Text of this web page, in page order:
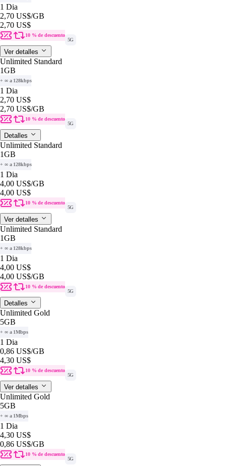
1 Dia
2,70 US$/GB
2,70 US$
10 % de descuento
5G
Ver detalles
Unlimited Standard
1GB
+ ∞ a 128kbps
1 Dia
2,70 US$
2,70 US$/GB
10 % de descuento
5G
Detalles
Unlimited Standard
1GB
+ ∞ a 128kbps
1 Dia
4,00 US$/GB
4,00 US$
10 % de descuento
5G
Ver detalles
Unlimited Standard
1GB
+ ∞ a 128kbps
1 Dia
4,00 US$
4,00 US$/GB
10 % de descuento
5G
Detalles
Unlimited Gold
5GB
+ ∞ a 1Mbps
1 Dia
0,86 US$/GB
4,30 US$
10 % de descuento
5G
Ver detalles
Unlimited Gold
5GB
+ ∞ a 1Mbps
1 Dia
4,30 US$
0,86 US$/GB
10 % de descuento
5G